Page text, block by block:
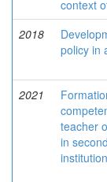
context
2018
policy in
2021
teacher
in